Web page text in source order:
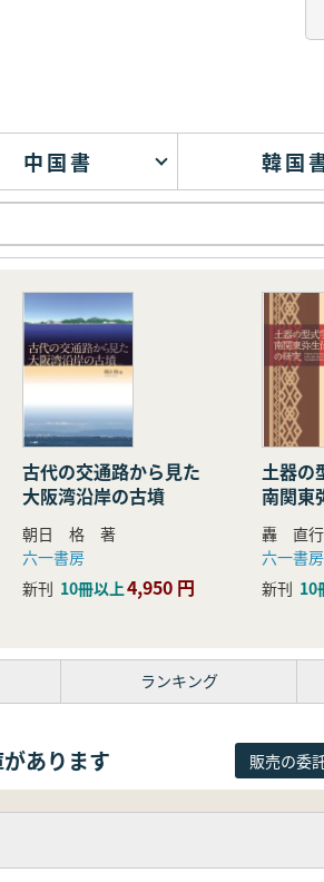
中国書 韓国
古代の交通路から見た
大阪湾沿岸の古墳
朝日 格 著
六一書房
新刊 10冊以上4,950 円
土器の
南関東
研究
轟 直
六一書房
新刊 10
ランキング
あります 販売の委